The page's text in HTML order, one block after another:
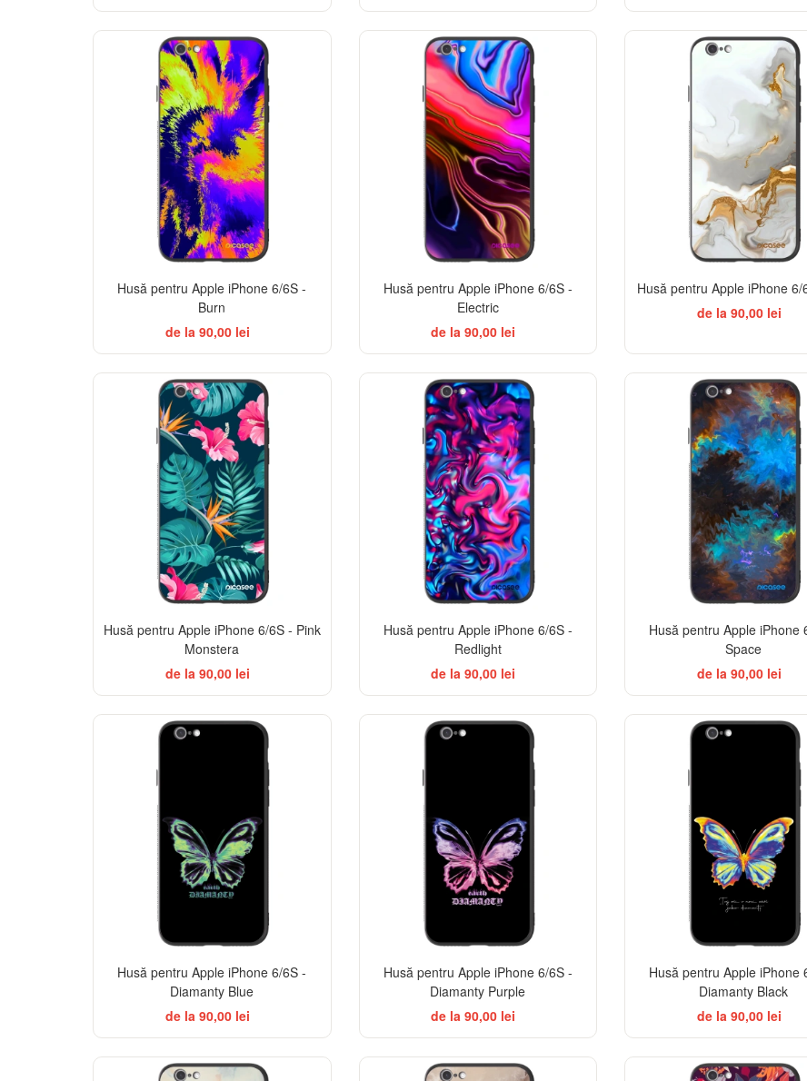
Husă pentru Apple iPhone 6/6S -
Burn
de la 90,00 lei
Husă pentru Apple iPhone 6/6S -
Electric
de la 90,00 lei
Husă pentru Apple iPhone 6/
de la 90,00 lei
Husă pentru Apple iPhone 6/6S - Pink
Monstera
de la 90,00 lei
Husă pentru Apple iPhone 6/6S -
Redlight
de la 90,00 lei
Husă pentru Apple iPhone
Space
de la 90,00 lei
Husă pentru Apple iPhone 6/6S -
Diamanty Blue
de la 90,00 lei
Husă pentru Apple iPhone 6/6S -
Diamanty Purple
de la 90,00 lei
Husă pentru Apple iPhone
Diamanty Black
de la 90,00 lei